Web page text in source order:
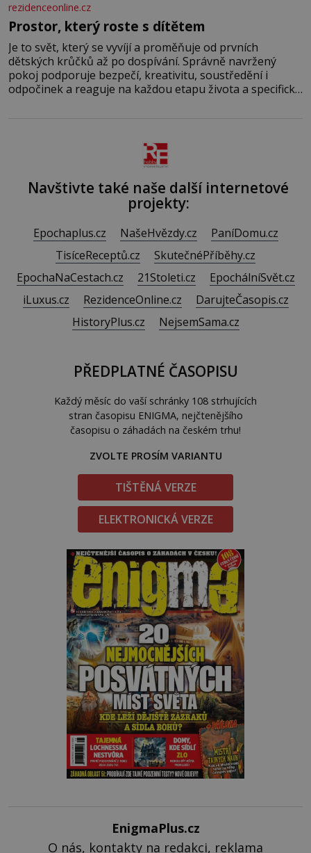
rezidenceonline.cz
Prostor, který roste s dítětem
Je to svět, který se vyvíjí a proměňuje od prvních
dětských krůčků až po dospívání. Správně navržený
pokoj podporuje bezpečí, kreativitu, soustředění i
odpočinek a reaguje na každou etapu života a specifické
Navštivte také naše další internetové
projekty:
Epochaplus.cz NašeHvězdy.cz
PaníDomu.cz
TisíceReceptů.cz
SkutečnéPříběhy.cz
EpochaNaCestach.cz
21Stoleti.cz
EpochálníSvět.cz
iLuxus.cz
RezidenceOnline.cz
DarujteČasopis.cz
HistoryPlus.cz
NejsemSama.cz
PŘEDPLATNÉ ČASOPISU
Každý měsíc do vaší schránky 108 strhujících
stran časopisu ENIGMA, nejčtenějšího
časopisu o záhadách na českém trhu!
ZVOLTE PROSÍM VARIANTU
TIŠTĚNÁ VERZE
ELEKTRONICKÁ VERZE
EnigmaPlus.cz
O nás, kontakty na redakci, reklama